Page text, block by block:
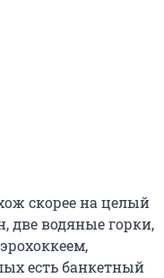
скорее на целый
две водяные горки,
есть банкетный